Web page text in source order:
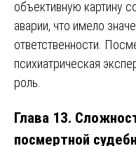
объективную картину
аварии, что имело
ответственности.
психиатрическая
роль.
Глава 13.
посмертной